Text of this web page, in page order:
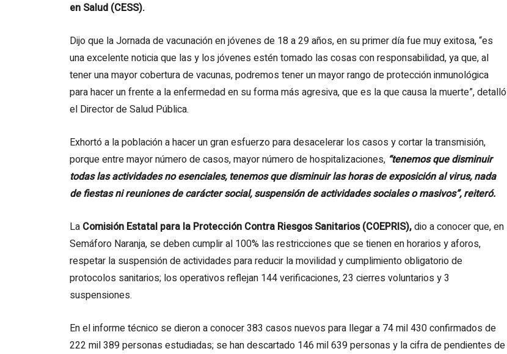
en Salud (CESS).
Dijo que la Jornada de vacunación en jóvenes de 18 a 29 años, en su primer día fue muy exitosa, “es
una excelente noticia que las y los jóvenes estén tomado las cosas con responsabilidad, ya que, al
tener una mayor cobertura de vacunas, podremos tener un mayor rango de protección inmunológica
para hacer un frente a la enfermedad en su forma más agresiva, que es la que causa la muerte”, detalló
el Director de Salud Pública.
Exhortó a la población a hacer un gran esfuerzo para desacelerar los casos y cortar la transmisión,
porque entre mayor número de casos, mayor número de hospitalizaciones, “tenemos que disminuir
todas las actividades no esenciales, tenemos que disminuir las horas de exposición al virus, nada
de fiestas ni reuniones de carácter social, suspensión de actividades sociales o masivos”, reiteró.
La Comisión Estatal para la Protección Contra Riesgos Sanitarios (COEPRIS),dio a conocer que, en
Semáforo Naranja, se deben cumplir al 100% las restricciones que se tienen en horarios y aforos,
respetar la suspensión de actividades para reducir la movilidad y cumplimiento obligatorio de
protocolos sanitarios; los operativos reflejan 144 verificaciones, 23 cierres voluntarios y 3
suspensiones.
En el informe técnico se dieron a conocer 383 casos nuevos para llegar a 74 mil 430 confirmados de
222 mil 389 personas estudiadas; se han descartado 146 mil 639 personas y la cifra de pendientes de